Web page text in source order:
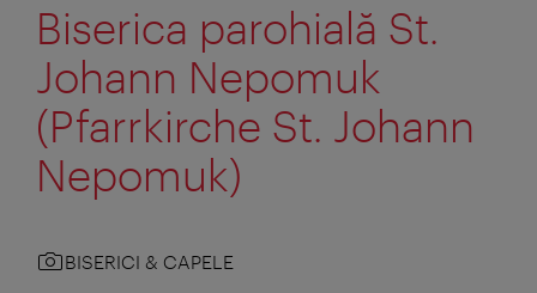
Biserica parohială St.
Johann Nepomuk
(Pfarrkirche St. Johann
Nepomuk)
BISERICI & CAPELE